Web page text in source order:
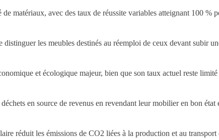
matériaux, avec des taux de réussite variables atteignant 100 %
les meubles destinés au réemploi de ceux devant subir
et écologique majeur, bien que son taux actuel reste limité
en source de revenus en revendant leur mobilier en bon état
réduit les émissions de CO2 liées à la production et au transport